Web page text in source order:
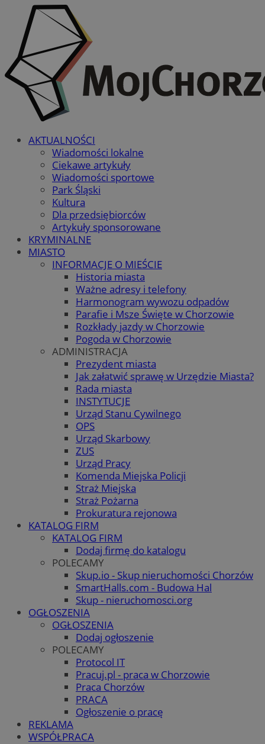
AKTUALNOŚCI
Wiadomości lokalne
Ciekawe artykuły
Wiadomości sportowe
Park Śląski
Kultura
Dla przedsiębiorców
Artykuły sponsorowane
KRYMINALNE
MIASTO
INFORMACJE O MIEŚCIE
Historia miasta
Ważne adresy i telefony
Harmonogram wywozu odpadów
Parafie i Msze Święte w Chorzowie
Rozkłady jazdy w Chorzowie
Pogoda w Chorzowie
ADMINISTRACJA
Prezydent miasta
Jak załatwić sprawę w Urzędzie Miasta?
Rada miasta
INSTYTUCJE
Urząd Stanu Cywilnego
OPS
Urząd Skarbowy
ZUS
Urząd Pracy
Komenda Miejska Policji
Straż Miejska
Straż Pożarna
Prokuratura rejonowa
KATALOG FIRM
KATALOG FIRM
Dodaj firmę do katalogu
POLECAMY
Skup.io - Skup nieruchomości Chorzów
SmartHalls.com - Budowa Hal
Skup - nieruchomosci.org
OGŁOSZENIA
OGŁOSZENIA
Dodaj ogłoszenie
POLECAMY
Protocol IT
Pracuj.pl - praca w Chorzowie
Praca Chorzów
PRACA
Ogłoszenie o pracę
REKLAMA
WSPÓŁPRACA